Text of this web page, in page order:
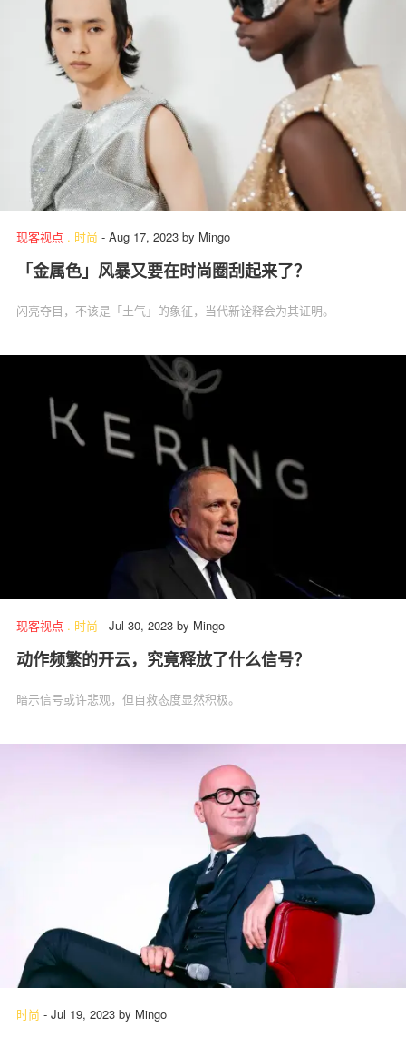
现客视点 . 时尚 - Aug 17, 2023 by Mingo
「金属色」风暴又要在时尚圈刮起来了？
闪亮夺目，不该是「土气」的象征，当代新诠释会为其证明。
现客视点 . 时尚 - Jul 30, 2023 by Mingo
动作频繁的开云，究竟释放了什么信号？
暗示信号或许悲观，但自救态度显然积极。
时尚 - Jul 19, 2023 by Mingo